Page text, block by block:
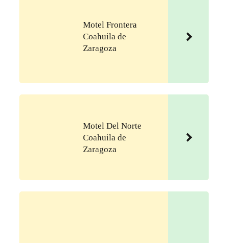
Motel Frontera
Coahuila de
Zaragoza
Motel Del Norte
Coahuila de
Zaragoza